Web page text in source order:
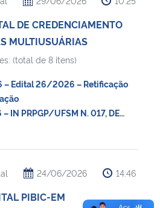
DE CREDENCIAMENTO
MULTIUSUÁRIAS
(total de 8 itens)
Edital 26/2026 – Retificação
PRPGP/UFSM N. 017, DE…
24/06/2026 14:46
PIBIC-EM